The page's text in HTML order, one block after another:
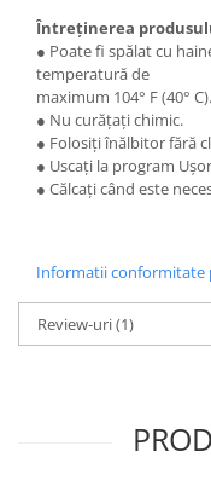
Întreținerea
● Poate fi spălat cu
temperatură de
maximum 104° F (40° C).
● Nu curățați chimic.
● Folosiți înălbitor fără
● Uscați la program
● Călcați când este
Informatii conformitate
Review-uri(1)